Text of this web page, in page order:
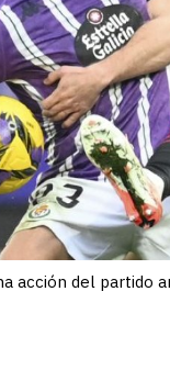
acción del partido